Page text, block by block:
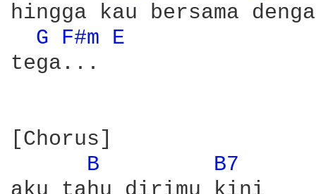
hingga kau bersama
G F#m E
tega...
[Chorus]
B
B7